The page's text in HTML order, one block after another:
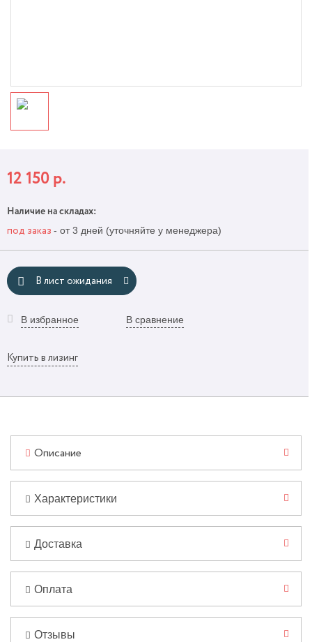
12 150 р.
Наличие на складах:
под заказ - от 3 дней (уточняйте у менеджера)
В лист ожидания
В избранное В сравнение
Купить в лизинг
Описание
Характеристики
Доставка
Оплата
Отзывы